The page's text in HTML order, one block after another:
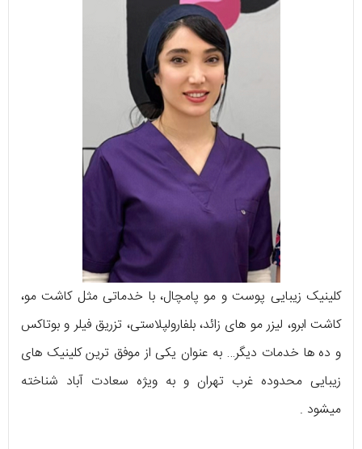
کلینیک زیبایی پوست و مو پامچال، با خدماتی مثل کاشت مو،
کاشت ابرو، لیزر مو های زائد، بلفارولپلاستی، تزریق فیلر و بوتاکس
و ده ها خدمات دیگر… به عنوان یکی از موفق ترین کلینیک های
زیبایی محدوده غرب تهران و به ویژه سعادت آباد شناخته
میشود .